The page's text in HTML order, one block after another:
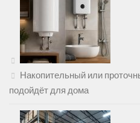
Накопительный или
подойдёт для дома